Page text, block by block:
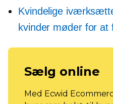
Kvindelige
kvinder møder for at
Sælg online
Med Ecwid